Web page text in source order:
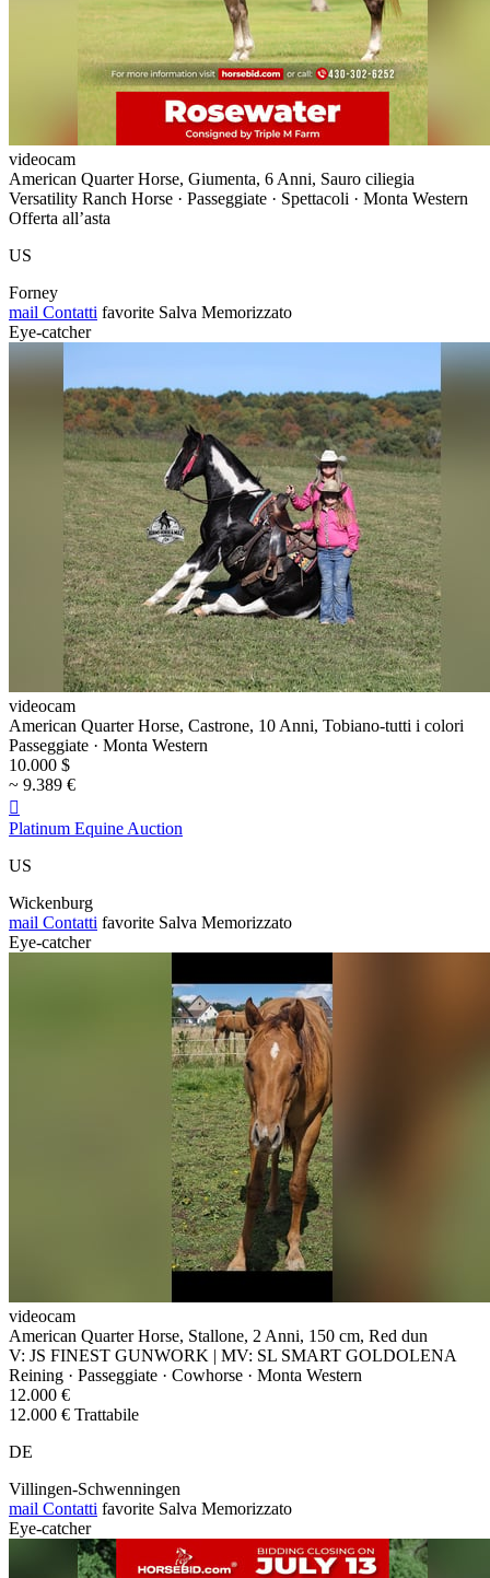
videocam
American Quarter Horse, Giumenta, 6 Anni, Sauro ciliegia
Versatility Ranch Horse · Passeggiate · Spettacoli · Monta Western
Offerta all’asta
US
Forney
mail Contatti favorite Salva Memorizzato
Eye-catcher
videocam
American Quarter Horse, Castrone, 10 Anni, Tobiano-tutti i colori
Passeggiate · Monta Western
10.000 $
~ 9.389 €

Platinum Equine Auction
US
Wickenburg
mail Contatti favorite Salva Memorizzato
Eye-catcher
videocam
American Quarter Horse, Stallone, 2 Anni, 150 cm, Red dun
V: JS FINEST GUNWORK | MV: SL SMART GOLDOLENA
Reining · Passeggiate · Cowhorse · Monta Western
12.000 €
12.000 € Trattabile
DE
Villingen-Schwenningen
mail Contatti favorite Salva Memorizzato
Eye-catcher